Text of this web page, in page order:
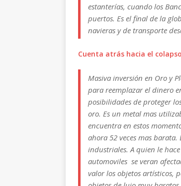
estanterías, cuando los
puertos. Es el final de la
navieras y de transporte
Cuenta atrás hacia el
Masiva inversión en Oro y
para reemplazar el dinero
posibilidades de proteger
oro. Es un metal mas
encuentra en estos
ahora 52 veces mas barata.
industriales. A quien le
automoviles se veran
valor los objetos artísticos,